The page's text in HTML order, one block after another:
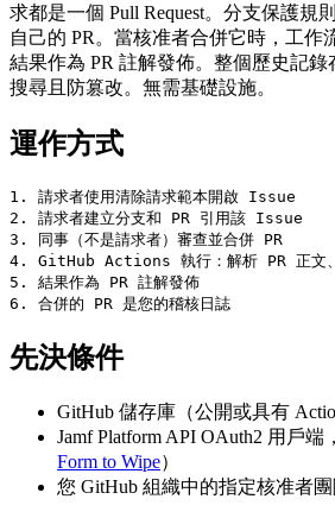
求都是一個 Pull Request。分支保護規
自己的 PR。當核准者合併它時，工作
結果作為 PR 註解發佈。整個歷史記
搜尋且防篡改。無需基礎設施。
運作方式
1. 請求者使用清除請求範本開啟 Issue
2. 請求者建立分支和 PR 引用該 Issue
3. 同事（不是請求者）審查並合併 PR
4. GitHub Actions 執行：解析 PR 正文、
5. 結果作為 PR 註解發佈
先決條件
GitHub 儲存庫（公開或具有
Jamf Platform API OAuth2 用戶
Form to Wipe）
您 GitHub 組織中的指定核准者